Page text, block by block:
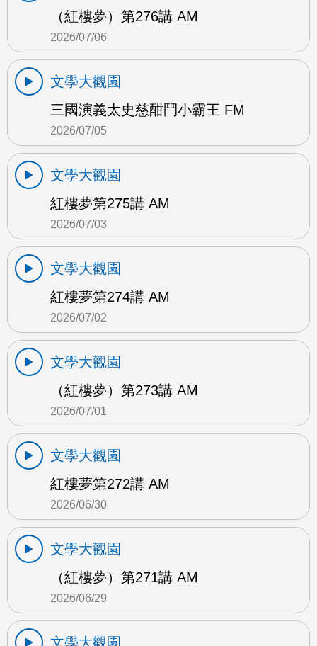
（紅樓夢）第276講 AM
2026/07/06
文學大觀園
三國演義太史慈酣鬥小霸王 FM
2026/07/05
文學大觀園
紅樓夢第275講 AM
2026/07/03
文學大觀園
紅樓夢第274講 AM
2026/07/02
文學大觀園
（紅樓夢）第273講 AM
2026/07/01
文學大觀園
紅樓夢第272講 AM
2026/06/30
文學大觀園
（紅樓夢）第271講 AM
2026/06/29
文學大觀園